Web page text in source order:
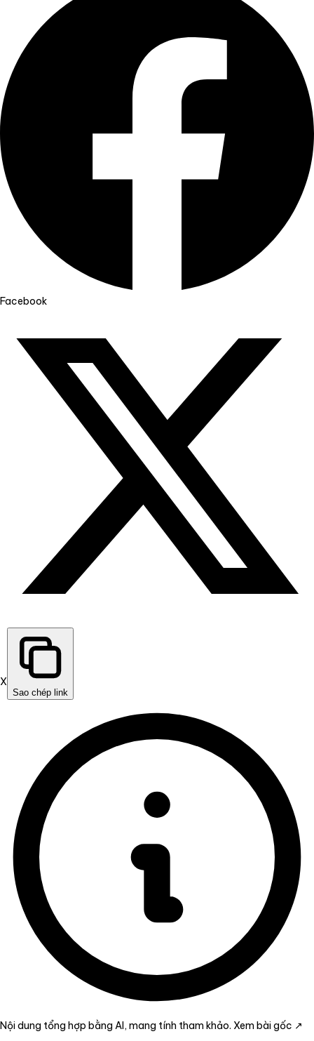
Facebook
X
Sao chép link
Nội dung tổng hợp bằng AI, mang tính tham khảo. Xem bài gốc ↗